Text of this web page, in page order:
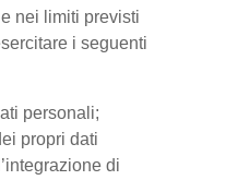
nei limiti previsti
i seguenti
personali;
propri dati
di